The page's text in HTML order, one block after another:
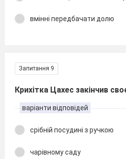
вмінні передбачати долю
Запитання 9
Крихітка Цахес закінчив
варіанти відповідей
срібній посудині з ручкою
чарівному саду